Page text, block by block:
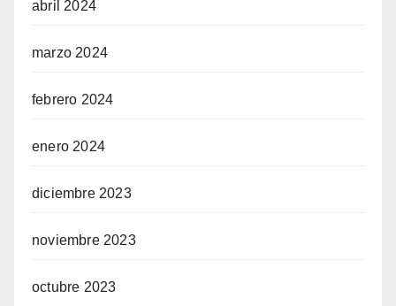
abril 2024
marzo 2024
febrero 2024
enero 2024
diciembre 2023
noviembre 2023
octubre 2023